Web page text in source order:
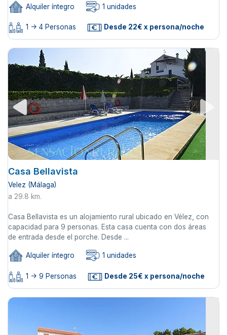
Alquiler íntegro 1 unidades
1 -> 4 Personas Desde 22€ x persona/noche
Casa Bellavista
Velez (Málaga)
a 29.8 km.
Casa Bellavista es un alojamiento rural ubicado en Vélez, con
capacidad para 9 personas. Esta casa cuenta con dos áreas
de entrada desde el porche. Desde ...
Alquiler íntegro 1 unidades
1 -> 9 Personas Desde 25€ x persona/noche